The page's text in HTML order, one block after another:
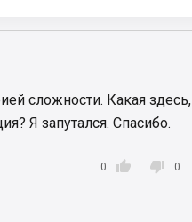
сложности. Какая здесь,
Я запутался. Спасибо.

0  0